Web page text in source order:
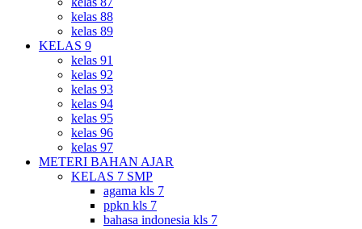
kelas 88
kelas 89
KELAS 9
kelas 91
kelas 92
kelas 93
kelas 94
kelas 95
kelas 96
kelas 97
METERI BAHAN AJAR
KELAS 7 SMP
agama kls 7
ppkn kls 7
bahasa indonesia kls 7